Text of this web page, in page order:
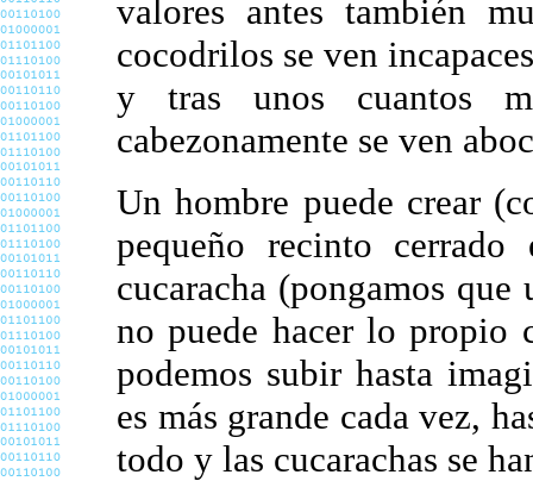
valores antes también
cocodrilos se ven
y tras unos cuantos
cabezonamente se ven
Un hombre puede crear
pequeño recinto
cucaracha (pongamos
no puede hacer lo propio
podemos subir hasta
es más grande cada vez,
todo y las cucarachas se